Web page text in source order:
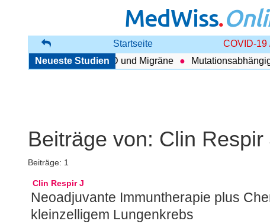
MedWiss.
Startseite COVID-19
Neueste Studien
zwischen COPD und Migräne Mutationsabhängig
Beiträge von: Clin Respir
Beiträge: 1
Clin Respir J
Neoadjuvante Immuntherapie plus
kleinzelligem Lungenkrebs